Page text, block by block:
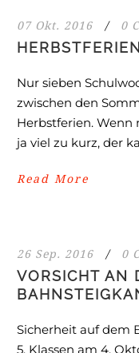
07 Okt. 2016 / 0
Nur sieben
zwischen den
Herbstferien. Wenn
ja viel zu kurz, der
Read More
26 Sep. 2016 / 0
VORSICHT AN
Sicherheit auf dem
5. Klassen am 4.